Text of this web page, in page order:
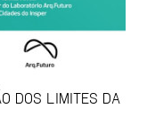
DOS LIMITES DA